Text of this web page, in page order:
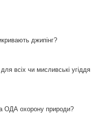
джипінг?
всіх чи мисливські угіддя
ОДА охорону природи?